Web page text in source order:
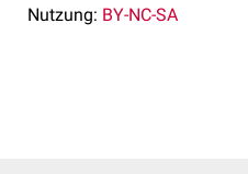
Nutzung: BY-NC-SA